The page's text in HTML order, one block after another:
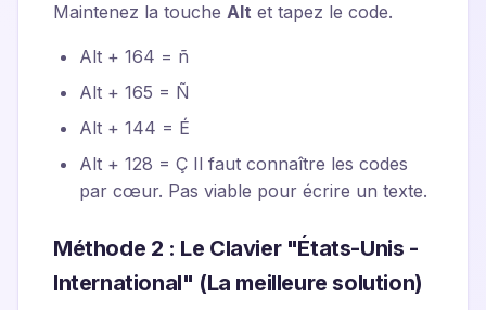
Maintenez la touche Alt et tapez le code.
Alt + 164 = ñ
Alt + 165 = Ñ
Alt + 144 = É
Alt + 128 = Ç Il faut connaître les codes
par cœur. Pas viable pour écrire un texte.
Méthode 2 : Le Clavier "États-Unis -
International" (La meilleure solution)